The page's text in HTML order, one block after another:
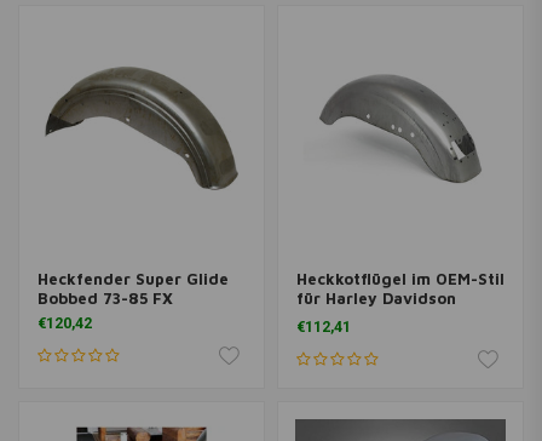
Heckfender Super Glide
Bobbed 73-85 FX
€120,42
Heckkotflügel im OEM-Stil
für Harley Davidson
Sportster 99-03 XL (NU)
€112,41